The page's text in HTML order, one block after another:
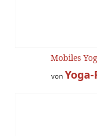
Mobiles
von